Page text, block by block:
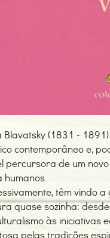
Blavatsky (1831 -
contemporâneo e,
percursora de um
humanos.
têm vindo
quase sozinha:
às iniciativas
pelas tradições